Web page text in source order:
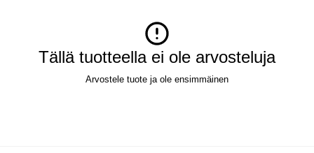
Tällä tuotteella ei ole arvosteluja
Arvostele tuote ja ole ensimmäinen